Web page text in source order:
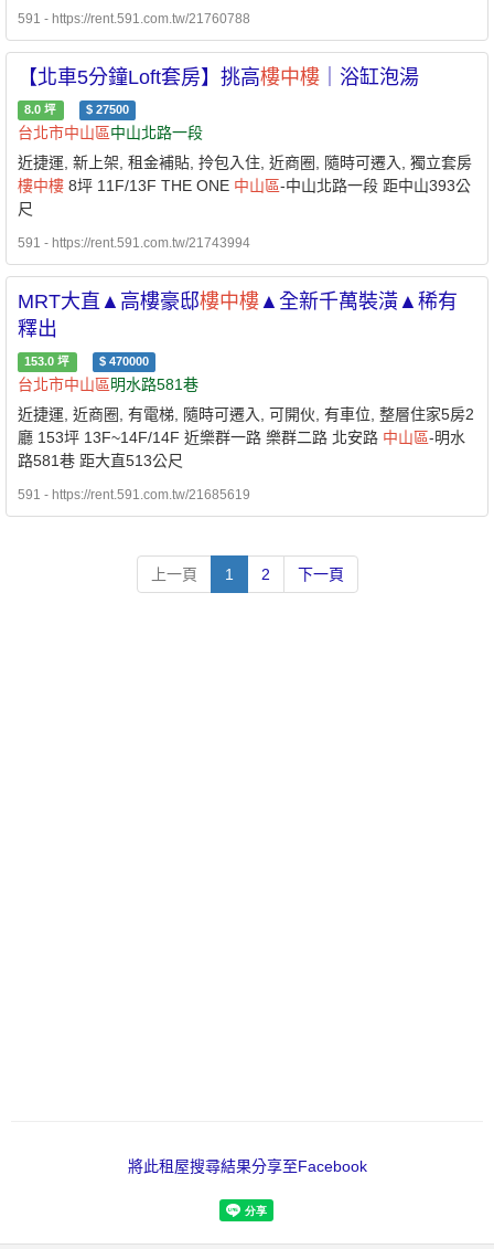
591 - https://rent.591.com.tw/21760788
【北車5分鐘Loft套房】挑高樓中樓 ｜浴缸泡湯
8.0 坪 $ 27500
台北市中山區中山北路一段
近捷運, 新上架, 租金補貼, 拎包入住, 近商圈, 隨時可遷入, 獨立套房
樓中樓 8坪 11F/13F THE ONE 中山區-中山北路一段 距中山393公
尺
591 - https://rent.591.com.tw/21743994
MRT大直▲高樓豪邸樓中樓▲全新千萬裝潢▲稀有
釋出
153.0 坪 $ 470000
台北市中山區明水路581巷
近捷運, 近商圈, 有電梯, 隨時可遷入, 可開伙, 有車位, 整層住家5房2
廳 153坪 13F~14F/14F 近樂群一路 樂群二路 北安路 中山區-明水
路581巷 距大直513公尺
591 - https://rent.591.com.tw/21685619
上一頁 1 2 下一頁
將此租屋搜尋結果分享至Facebook